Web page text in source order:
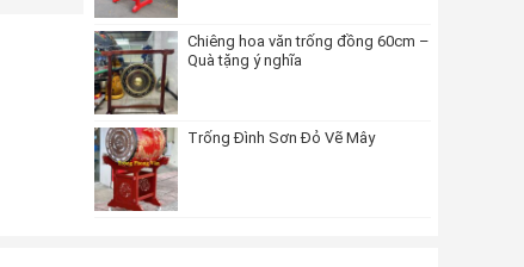
Chiêng hoa văn trống đồng 60cm –
Quà tặng ý nghĩa
Trống Đình Sơn Đỏ Vẽ Mây